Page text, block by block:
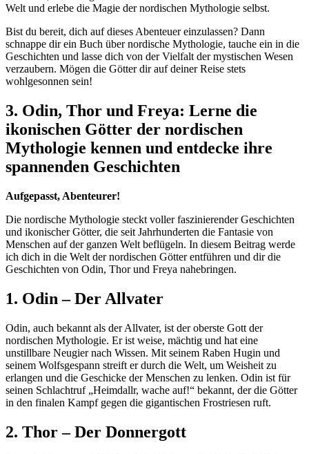
Welt und erlebe die Magie der nordischen Mythologie selbst.
Bist du bereit, dich auf dieses Abenteuer einzulassen? Dann
schnappe dir ein Buch über nordische Mythologie, tauche ein in die
Geschichten und lasse dich von der Vielfalt der mystischen Wesen
verzaubern. Mögen die Götter dir auf deiner Reise stets
wohlgesonnen sein!
3. Odin, Thor und Freya: Lerne die
ikonischen Götter der nordischen
Mythologie kennen und entdecke ihre
spannenden Geschichten
Aufgepasst, Abenteurer!
Die nordische Mythologie steckt voller faszinierender Geschichten
und ikonischer Götter, die seit Jahrhunderten die Fantasie von
Menschen auf der ganzen Welt beflügeln. In diesem Beitrag werde
ich dich in die Welt der nordischen Götter entführen und dir die
Geschichten von Odin, Thor und Freya nahebringen.
1. Odin – Der Allvater
Odin, auch bekannt als der Allvater, ist der oberste Gott der
nordischen Mythologie. Er ist weise, mächtig und hat eine
unstillbare Neugier nach Wissen. Mit seinem Raben Hugin und
seinem Wolfsgespann streift er durch die Welt, um Weisheit zu
erlangen und die Geschicke der Menschen zu lenken. Odin ist für
seinen Schlachtruf „Heimdallr, wache auf!“ bekannt, der die Götter
in den finalen Kampf gegen die gigantischen Frostriesen ruft.
2. Thor – Der Donnergott